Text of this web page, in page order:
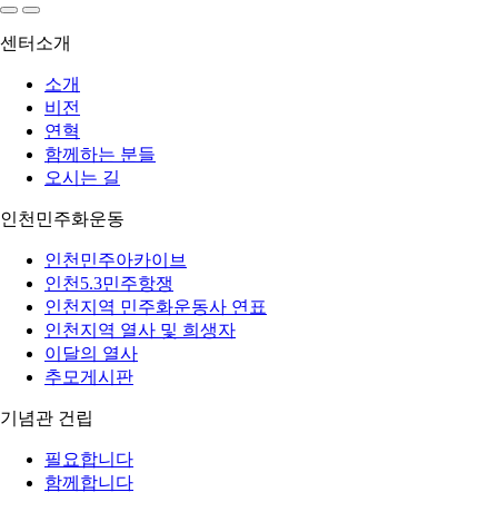
센터소개
소개
비전
연혁
함께하는 분들
오시는 길
인천민주화운동
인천민주아카이브
인천5.3민주항쟁
인천지역 민주화운동사 연표
인천지역 열사 및 희생자
이달의 열사
추모게시판
기념관 건립
필요합니다
함께합니다